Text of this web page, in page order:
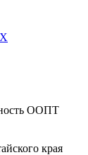
X
ООПТ
края